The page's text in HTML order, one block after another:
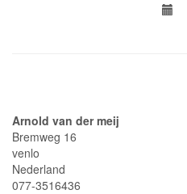
Arnold van der meij
Bremweg 16
venlo
Nederland
077-3516436